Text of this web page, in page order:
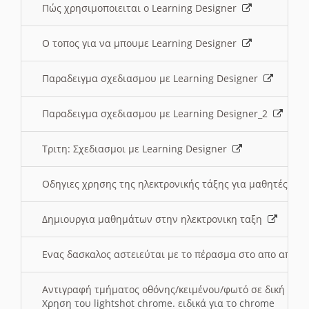
Πώς χρησιμοποιειται ο Learning Designer
O τοπος για να μπουμε Learning Designer
Παραδειγμα σχεδιασμου με Learning Designer
Παραδειγμα σχεδιασμου με Learning Designer_2
Τριτη: Σχεδιασμοι με Learning Designer
Οδηγιες χρησης της ηλεκτρονικής τάξης για μαθητές
Δημιουργια μαθημάτων στην ηλεκτρονικη ταξη
Ενας δασκαλος αστειεύται με το πέρασμα στο απο
Αντιγραφή τμήματος οθόνης/κειμένου/φωτό σε δική
Χρηση του lightshot chrome. ειδικά για το chrome